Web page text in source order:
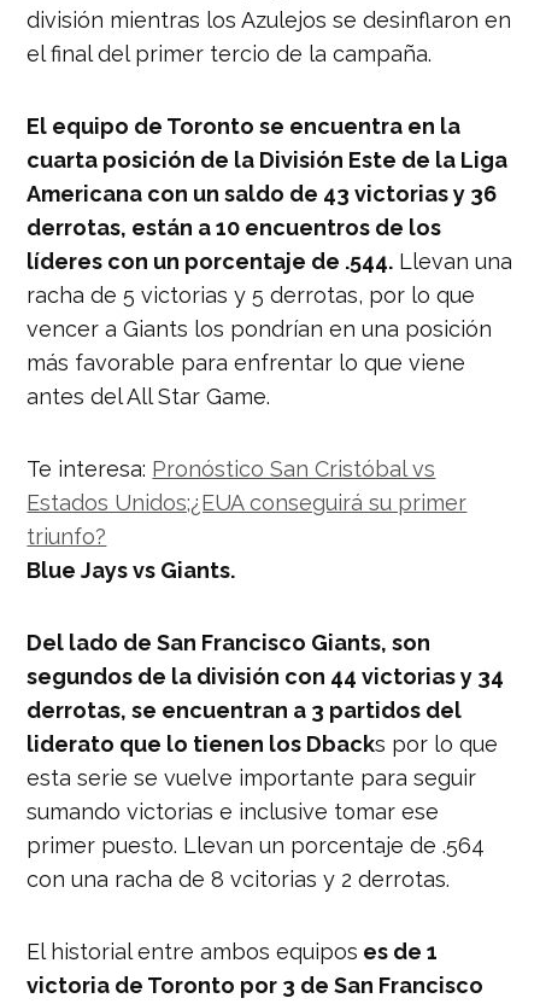
división mientras los Azulejos se desinflaron en
el final del primer tercio de la campaña.
El equipo de Toronto se encuentra en la
cuarta posición de la División Este de la Liga
Americana con un saldo de 43 victorias y 36
derrotas, están a 10 encuentros de los
líderes con un porcentaje de .544. Llevan una
racha de 5 victorias y 5 derrotas, por lo que
vencer a Giants los pondrían en una posición
más favorable para enfrentar lo que viene
antes del All Star Game.
Te interesa: Pronóstico San Cristóbal vs
Estados Unidos;¿EUA conseguirá su primer
triunfo?
Blue Jays vs Giants.
Del lado de San Francisco Giants, son
segundos de la división con 44 victorias y 34
derrotas, se encuentran a 3 partidos del
liderato que lo tienen los Dbacks por lo que
esta serie se vuelve importante para seguir
sumando victorias e inclusive tomar ese
primer puesto. Llevan un porcentaje de .564
con una racha de 8 vcitorias y 2 derrotas.
El historial entre ambos equipos es de 1
victoria de Toronto por 3 de San Francisco